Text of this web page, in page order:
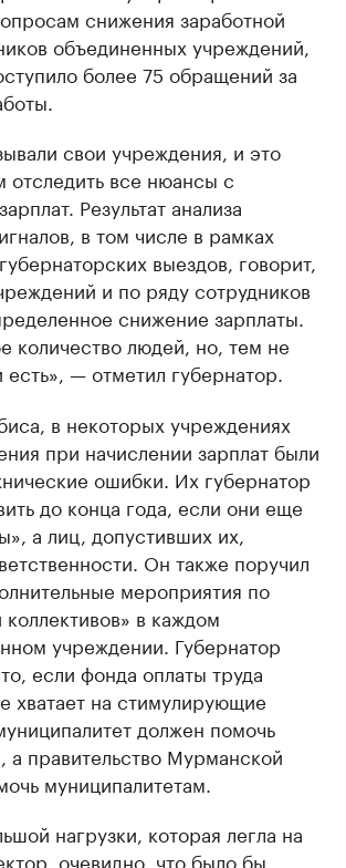
снижения заработной
объединенных учреждений,
более 75 обращений за
свои учреждения, и это
отследить все нюансы с
Результат анализа
в том числе в рамках
выездов, говорит,
и по ряду сотрудников
снижение зарплаты.
количество людей, но, тем не
есть», — отметил губернатор.
в некоторых учреждениях
при начислении зарплат были
ошибки. Их губернатор
до конца года, если они еще
а лиц, допустивших их,
Он также поручил
мероприятия по
в каждом
учреждении. Губернатор
если фонда оплаты труда
хватает на стимулирующие
должен помочь
а правительство Мурманской
муниципалитетам.
нагрузки, которая легла на
очевидно, что было бы